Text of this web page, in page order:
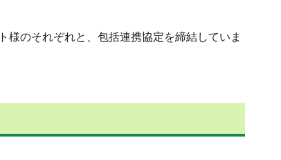
のそれぞれと、包括連携協定を締結していま